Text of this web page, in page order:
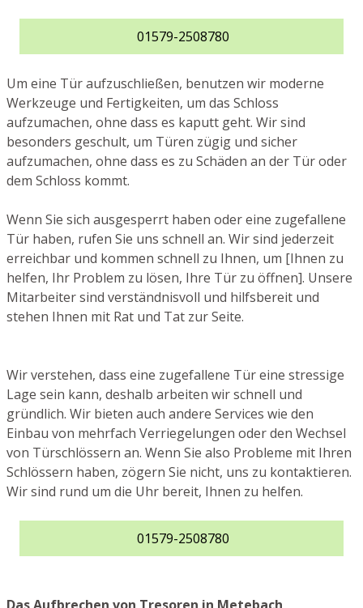
01579-2508780
Um eine Tür aufzuschließen, benutzen wir moderne
Werkzeuge und Fertigkeiten, um das Schloss
aufzumachen, ohne dass es kaputt geht. Wir sind
besonders geschult, um Türen zügig und sicher
aufzumachen, ohne dass es zu Schäden an der Tür oder
dem Schloss kommt.
Wenn Sie sich ausgesperrt haben oder eine zugefallene
Tür haben, rufen Sie uns schnell an. Wir sind jederzeit
erreichbar und kommen schnell zu Ihnen, um [Ihnen zu
helfen, Ihr Problem zu lösen, Ihre Tür zu öffnen]. Unsere
Mitarbeiter sind verständnisvoll und hilfsbereit und
stehen Ihnen mit Rat und Tat zur Seite.
Wir verstehen, dass eine zugefallene Tür eine stressige
Lage sein kann, deshalb arbeiten wir schnell und
gründlich. Wir bieten auch andere Services wie den
Einbau von mehrfach Verriegelungen oder den Wechsel
von Türschlössern an. Wenn Sie also Probleme mit Ihren
Schlössern haben, zögern Sie nicht, uns zu kontaktieren.
Wir sind rund um die Uhr bereit, Ihnen zu helfen.
01579-2508780